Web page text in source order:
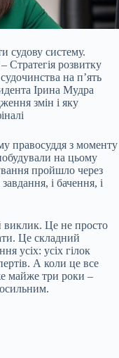
судову систему.
розвитку
на п’ять
Ірина Мудра
змін і яку
правосуддя з моменту
на цьому
пройшло через
і бачення, і
виклик. Це не просто
Це складний
усіх: усіх гілок
А коли це все
майже три роки –